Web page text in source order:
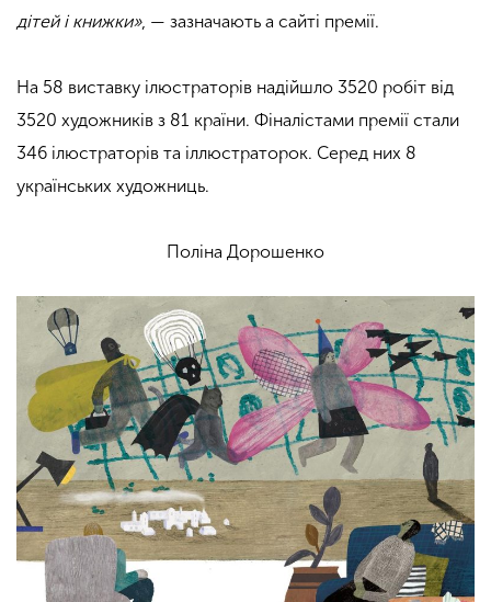
дітей і книжки», — зазначають а сайті премії.
На 58 виставку ілюстраторів надійшло 3520 робіт від
3520 художників з 81 країни. Фіналістами премії стали
346 ілюстраторів та іллюстраторок. Серед них 8
українських художниць.
Поліна Дорошенко